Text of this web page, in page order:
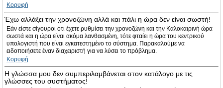
Κορυφή
Έχω αλλάξει την χρονοζώνη αλλά και πάλι η ώρα δεν είναι σωστή!
Εάν είστε σίγουροι ότι έχετε ρυθμίσει την χρονοζώνη και την Καλοκαιρινή ώρα
σωστά και η ώρα είναι ακόμα λανθασμένη, τότε φταίει η ώρα του κεντρικού
υπολογιστή που είναι εγκατεστημένο το σύστημα. Παρακαλούμε να
ειδοποιήσετε έναν διαχειριστή για να λύσει το πρόβλημα.
Κορυφή
Η γλώσσα μου δεν συμπεριλαμβάνεται στον κατάλογο με τις
γλώσσες του συστήματος!